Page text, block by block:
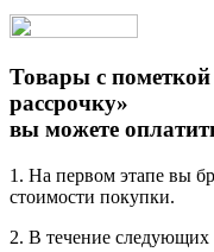
Товары с пометкой
рассрочку»
вы можете
1. На первом этапе вы
стоимости покупки.
2. В течение следующих